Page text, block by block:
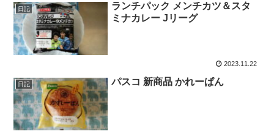
日記
ランチパック メンチカツ＆スタ
ミナカレー Jリーグ
2023.11.22
日記 パスコ 新商品 かれーぱん